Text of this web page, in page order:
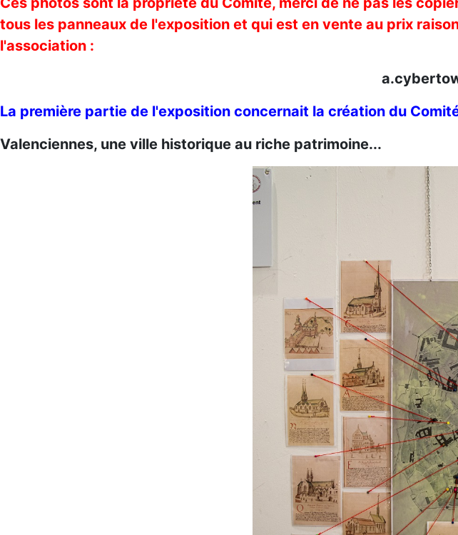
tous les panneaux de l'exposition et qui est en vente au prix
l'association :
La première partie de l'exposition concernait la création du
Valenciennes, une ville historique au riche patrimoine...